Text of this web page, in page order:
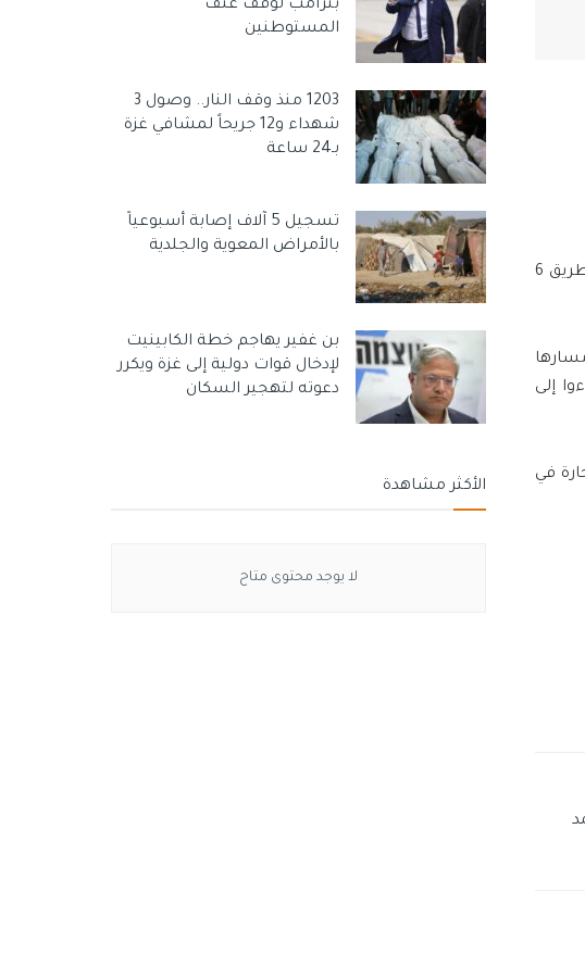
وبحسب القناة العبرية 13 ، اصطدم سائق شاحنة يبلغ من العمر 38 عامًا بجدار فاصل على الطريق 6
عن مسارها
إلى
وحارة في
بترامب لوقف عنف
المستوطنين
1203 منذ وقف النار.. وصول 3
شهداء و12 جريحاً لمشافي غزة
بـ24 ساعة
تسجيل 5 آلاف إصابة أسبوعياً
بالأمراض المعوية والجلدية
بن غفير يهاجم خطة الكابينيت
لإدخال قوات دولية إلى غزة ويكرر
دعوته لتهجير السكان
الأكثر مشاهدة
لا يوجد محتوى متاح